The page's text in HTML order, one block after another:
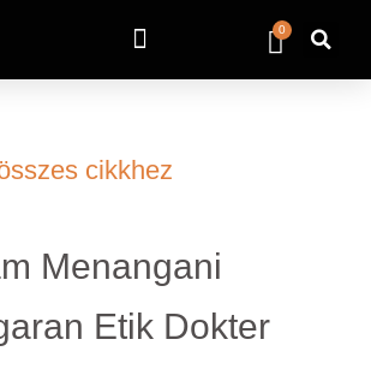
0
cikkhez
Menangani
Etik Dokter